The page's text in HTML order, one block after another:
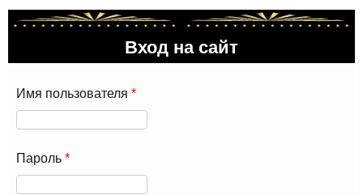
Вход на сайт
Имя пользователя *
Пароль *